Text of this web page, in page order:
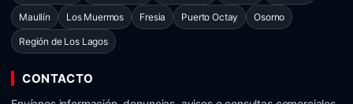
Maullín Los Muermos Fresia Puerto Octay Osorno
Región de Los Lagos
CONTACTO